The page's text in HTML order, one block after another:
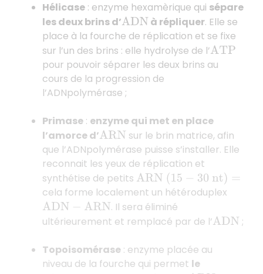
Hélicase : enzyme hexamèrique qui sépare
les deux brins d’ADN à répliquer. Elle se
place à la fourche de réplication et se fixe
sur l’un des brins : elle hydrolyse de l’ATP
pour pouvoir séparer les deux brins au
cours de la progression de
l’ADNpolymérase ;
Primase : enzyme qui met en place
l’amorce d’ARN
sur le brin matrice, afin
que l’ADNpolymérase puisse s’installer. Elle
reconnait les yeux de réplication et
synthétise de petits ARN( 15−30 t)=
cela forme localement un hétéroduplex
ADN−A N
. Il sera éliminé
ultérieurement et remplacé par de l’ADN ;
Topoisomérase : enzyme placée au
niveau de la fourche qui permet le